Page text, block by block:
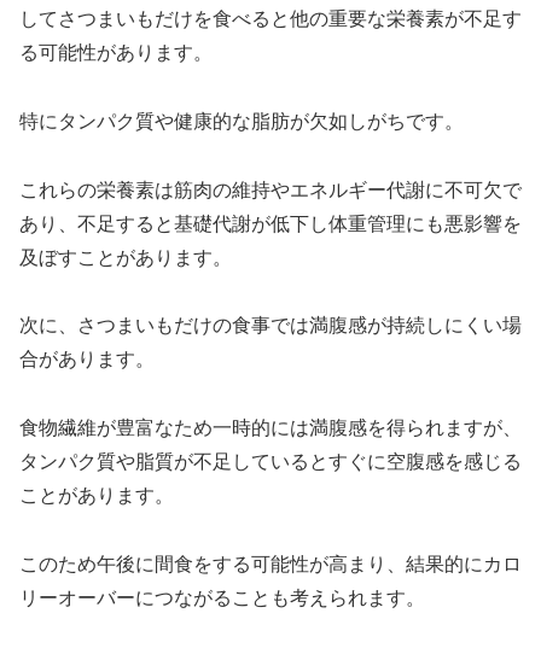
してさつまいもだけを食べると他の重要な栄養素が不足す
る可能性があります。
特にタンパク質や健康的な脂肪が欠如しがちです。
これらの栄養素は筋肉の維持やエネルギー代謝に不可欠で
あり、不足すると基礎代謝が低下し体重管理にも悪影響を
及ぼすことがあります。
次に、さつまいもだけの食事では満腹感が持続しにくい場
合があります。
食物繊維が豊富なため一時的には満腹感を得られますが、
タンパク質や脂質が不足しているとすぐに空腹感を感じる
ことがあります。
このため午後に間食をする可能性が高まり、結果的にカロ
リーオーバーにつながることも考えられます。